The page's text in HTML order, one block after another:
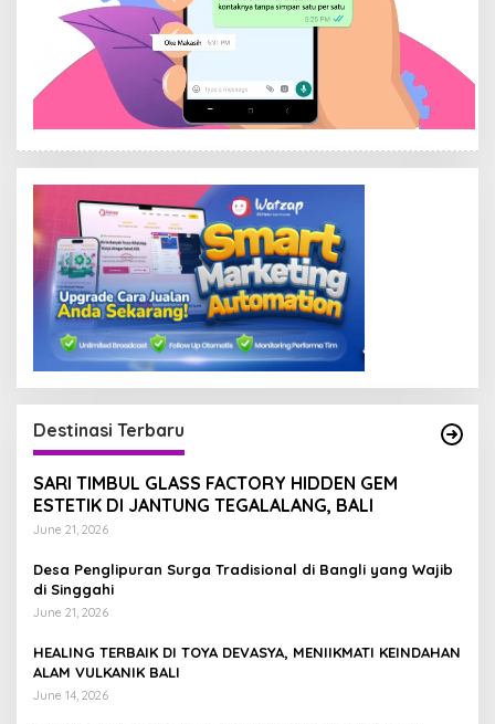
Destinasi Terbaru
SARI TIMBUL GLASS FACTORY HIDDEN GEM
ESTETIK DI JANTUNG TEGALALANG, BALI
June 21, 2026
Desa Penglipuran Surga Tradisional di Bangli yang Wajib
di Singgahi
June 21, 2026
HEALING TERBAIK DI TOYA DEVASYA, MENIIKMATI KEINDAHAN
ALAM VULKANIK BALI
June 14, 2026